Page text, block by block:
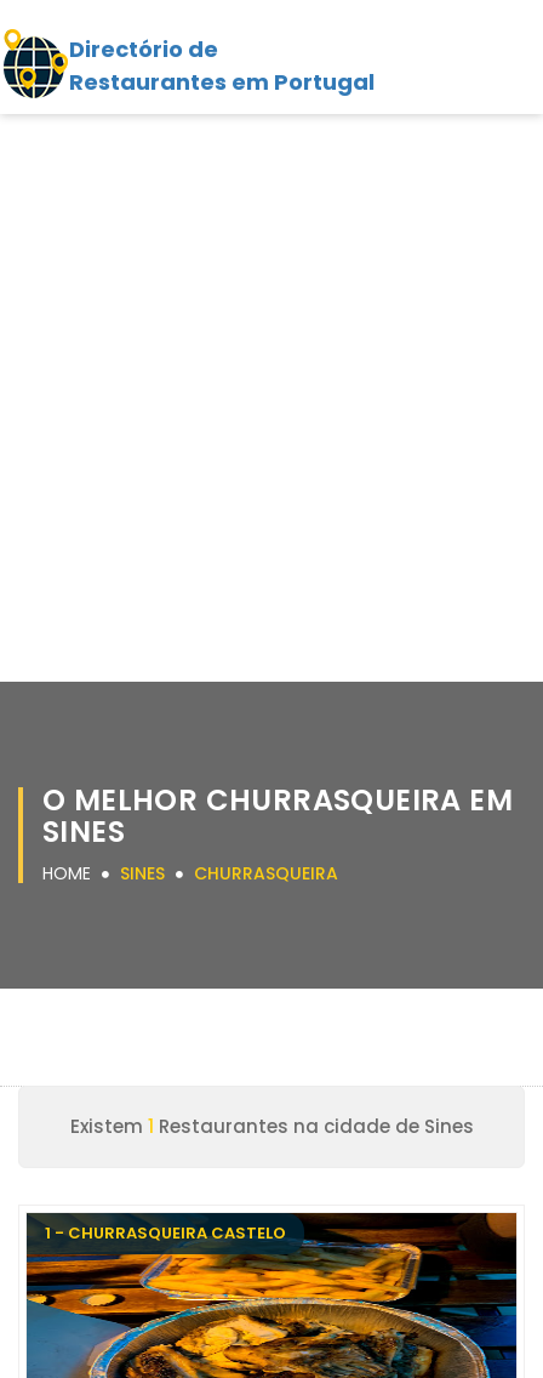
Directório de
Restaurantes em Portugal
O MELHOR CHURRASQUEIRA EM
SINES
HOME SINES CHURRASQUEIRA
Existem 1 Restaurantes na cidade de Sines
1 - CHURRASQUEIRA CASTELO